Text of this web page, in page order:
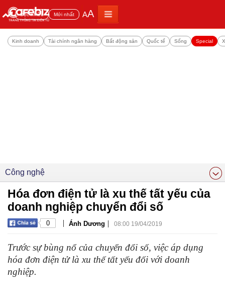
Đọc nhiều Mới nhất AA
Kinh doanh Tài chính ngân hàng Bất động sản Quốc tế Sống Special
Công nghệ
Hóa đơn điện tử là xu thế tất yếu của
doanh nghiệp chuyển đổi số
0 | Ánh Dương | 08:00 19/04/2019
Trước sự bùng nổ của chuyển đổi số, việc áp dụng
hóa đơn điện tử là xu thế tất yếu đối với doanh
nghiệp.